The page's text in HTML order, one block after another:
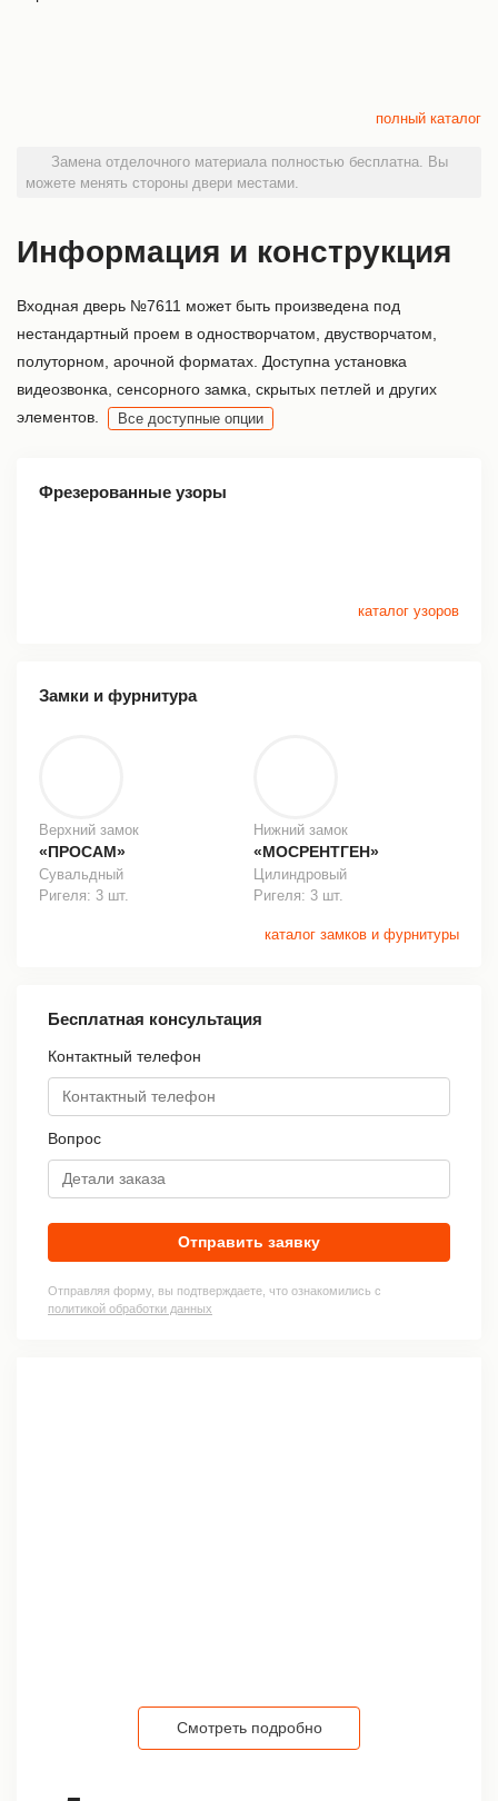
полный каталог
Замена отделочного материала полностью бесплатна. Вы
можете менять стороны двери местами.
Информация и конструкция
Входная дверь №7611 может быть произведена под
нестандартный проем в одностворчатом, двустворчатом,
полуторном, арочной форматах. Доступна установка
видеозвонка, сенсорного замка, скрытых петлей и других
элементов.
Все доступные опции
Фрезерованные узоры
каталог узоров
Замки и фурнитура
Верхний замок
«ПРОСАМ»
Сувальдный
Ригеля: 3 шт.
Нижний замок
«МОСРЕНТГЕН»
Цилиндровый
Ригеля: 3 шт.
каталог замков и фурнитуры
Бесплатная консультация
Контактный телефон
Вопрос
Отправить заявку
Отправляя форму, вы подтверждаете, что ознакомились с
политикой обработки данных
Смотреть подробно